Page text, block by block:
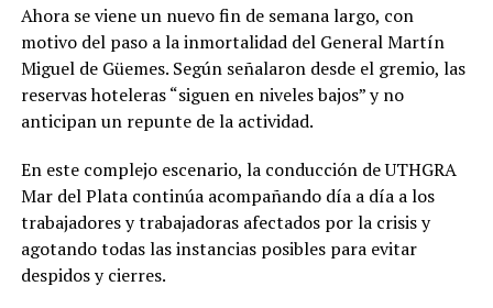
Ahora se viene un nuevo fin de semana largo, con
motivo del paso a la inmortalidad del General Martín
Miguel de Güemes. Según señalaron desde el gremio, las
reservas hoteleras “siguen en niveles bajos” y no
anticipan un repunte de la actividad.
En este complejo escenario, la conducción de UTHGRA
Mar del Plata continúa acompañando día a día a los
trabajadores y trabajadoras afectados por la crisis y
agotando todas las instancias posibles para evitar
despidos y cierres.